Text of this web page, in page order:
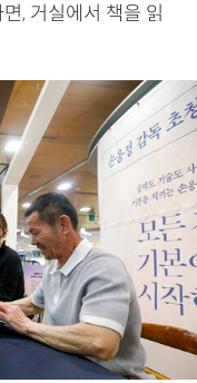
, 거실에서 책을 읽